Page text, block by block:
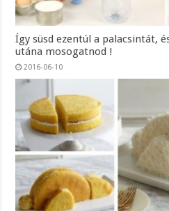
Így süsd ezentúl a palacsintát,
utána mosogatnod !
2016-06-10